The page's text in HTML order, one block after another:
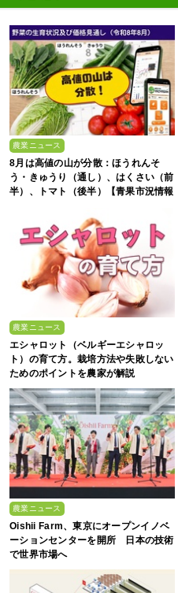
農業ニュース
8月は高値の山が分散：ほうれんそ
う・きゅうり（通し）、はくさい（前
半）、トマト（後半）【青果市況情報
農業ニュース
エシャロット（ベルギーエシャロッ
ト）の育て方。栽培方法や失敗しない
ためのポイントを農家が解説
農業ニュース
Oishii Farm、東京にオープンイノベ
ーションセンターを開所 日本の技術
で世界市場へ